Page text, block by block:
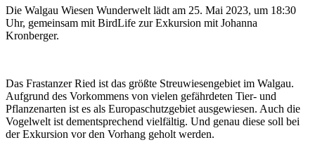
Die Walgau Wiesen Wunderwelt lädt am 25. Mai 2023, um 18:30
Uhr, gemeinsam mit BirdLife zur Exkursion mit Johanna
Kronberger.
Das Frastanzer Ried ist das größte Streuwiesengebiet im Walgau.
Aufgrund des Vorkommens von vielen gefährdeten Tier- und
Pflanzenarten ist es als Europaschutzgebiet ausgewiesen. Auch die
Vogelwelt ist dementsprechend vielfältig. Und genau diese soll bei
der Exkursion vor den Vorhang geholt werden.